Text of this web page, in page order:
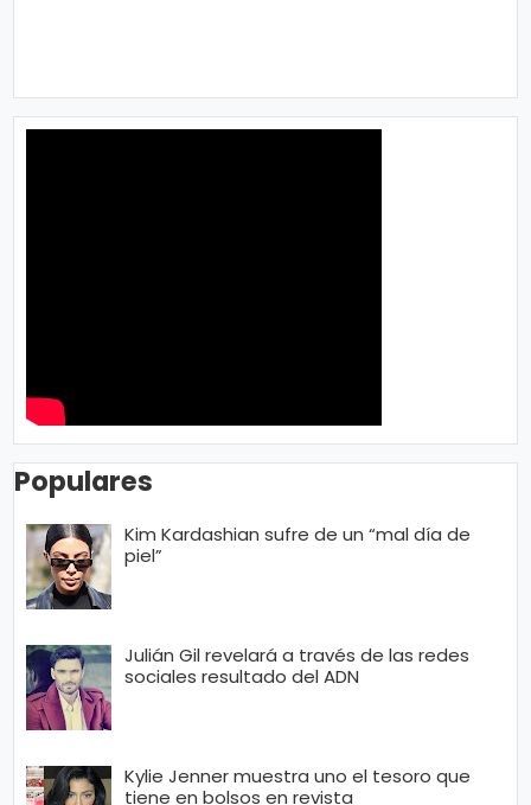
Populares
Kim Kardashian sufre de un “mal día de
piel”
Julián Gil revelará a través de las redes
sociales resultado del ADN
Kylie Jenner muestra uno el tesoro que
tiene en bolsos en revista